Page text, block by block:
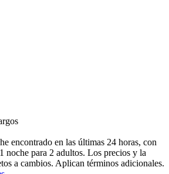
encontrado en las últimas 24 horas, con
noche para 2 adultos. Los precios y la
a cambios. Aplican términos adicionales.